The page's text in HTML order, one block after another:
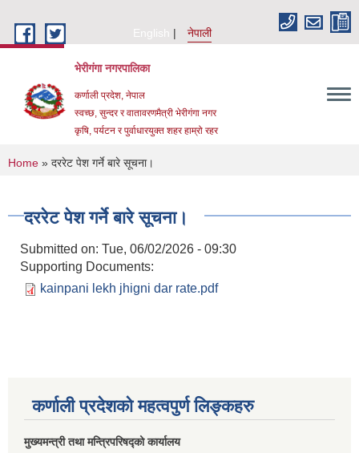
English
नेपाली
भेरीगंगा नगरपालिका
कर्णाली प्रदेश, नेपाल
स्वच्छ, सुन्दर र वातावरणमैत्री भेरीगंगा नगर
कृषि, पर्यटन र पुर्वाधारयुक्त शहर हाम्रो रहर
You are here
Home » दररेट पेश गर्ने बारे सूचना।
दररेट पेश गर्ने बारे सूचना।
Submitted on: Tue, 06/02/2026 - 09:30
Supporting Documents:
kainpani lekh jhigni dar rate.pdf
कर्णाली प्रदेशको महत्वपुर्ण लिङ्कहरु
मुख्यमन्त्री तथा मन्त्रिपरिषद्को कार्यालय